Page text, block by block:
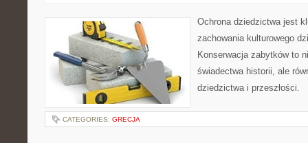
Ochrona dziedzictwa jest
zachowania kulturowego
Konserwacja zabytków to
świadectwa historii, ale
dziedzictwa i przeszłości.
CATEGORIES: GRECJA